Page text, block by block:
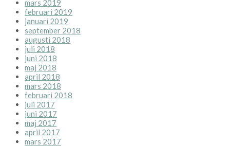
mars 2019
februari 2019
januari 2019
september 2018
augusti 2018
juli 2018
juni 2018
maj 2018
april 2018
mars 2018
februari 2018
juli 2017
juni 2017
maj 2017
april 2017
mars 2017